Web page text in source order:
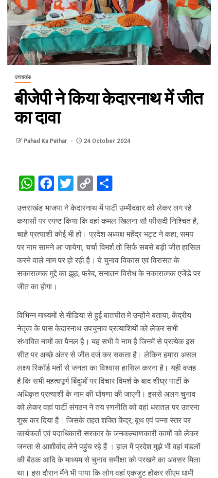
उत्तराखंड
बीजेपी ने किया केदारनाथ में जीत
का दावा
Pahad Ka Pathar 24 October 2024
WhatsApp
Facebook
Twitter
Copy
Link
उत्तराखंड भाजपा ने केदारनाथ में पार्टी उम्मीदवार को लेकर लग रहे
कयासों पर स्पष्ट किया कि वहां कमल खिलना सौ फीसदी निश्चित है,
चाहे प्रत्याशी कोई भी हो। प्रदेश अध्यक्ष महेंद्र भट्ट ने कहा, समय
पर नाम सामने आ जायेगा, चर्चा विमर्श तो सिर्फ सबसे बड़ी जीत हासिल
करने वाले नाम पर हो रही है। ये चुनाव विकास एवं विरासत के
सकारात्मक मुद्दे का झूठ, फरेब, सनातन विरोध के नकारात्मक एजेंडे पर
जीत का होगा।
विभिन्न माध्यमों से मीडिया से हुई बातचीत में उन्होंने बताया, केंद्रीय
नेतृत्व के पास केदारनाथ उपचुनाव प्रत्याशियों को लेकर सभी
संभावित नामों का पैनल है। यह सभी वे नाम है जिनमें से प्रत्येक इस
सीट पर अच्छे अंतर से जीत दर्ज कर सकता है। लेकिन हमारा असल
लक्ष्य रिकॉर्ड मतों से जनता का विश्वास हासिल करना है। यही वजह
है कि सभी महत्वपूर्ण बिंदुओं पर विचार विमर्श के बाद शीघ्र पार्टी के
अधिकृत प्रत्याशी के नाम की घोषणा की जाएगी। इससे अलग चुनाव
को लेकर वहां पार्टी संगठन ने तय रणनीति को वहां धरातल पर उतरना
शुरू कर दिया है। जिसके तहत शक्ति केंद्र, बूथ एवं पन्ना स्तर पर
कार्यकर्ता एवं पदाधिकारी सरकार के जनकल्याणकारी कामों को लेकर
जनता से आशीर्वाद लेने पहुंच रहे हैं । हाल में प्रदेश मुझे भी वहां मंडलों
की बैठक आदि के माध्यम से चुनाव समीक्षा को परखने का अवसर मिला
था। इस दौरान मैंने भी पाया कि लोग वहां एकजुट होकर सीएम धामी